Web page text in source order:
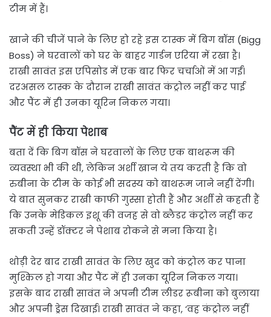
टीम में हैं।
खाने की चीजें पाने के लिए हो रहे इस टास्क में बिग बॉस (Bigg
Boss) ने घरवालों को घर के बाहर गार्डन एरिया में रखा है।
राखी सावंत इस एपिसोड में एक बार फिर चर्चाओं में आ गईं।
दरअसल टास्क के दौरान राखी सावंत कंट्रोल नहीं कर पाई
और पैंट में ही उनका यूरिन निकल गया।
पैंट में ही किया पेशाब
बता दें कि बिग बॉस ने घरवालों के लिए एक बाथरूम की
व्यवस्था भी की थी, लेकिन अर्शी खान ये तय करती है कि वो
रुबीना के टीम के कोई भी सदस्य को बाथरूम जाने नहीं देंगी।
ये बात सुनकर राखी काफी गुस्सा होती हैं और अर्शी से कहती हैं
कि उनके मेडिकल इशू की वजह से वो ब्लैडर कंट्रोल नहीं कर
सकती उन्हें डॉक्टर ने पेशाब रोकने से मना किया है।
थोड़ी देर बाद राखी सावंत के लिए खुद को कंट्रोल कर पाना
मुश्किल हो गया और पैंट में ही उनका यूरिन निकल गया।
इसके बाद राखी सावंत ने अपनी टीम लीडर रूबीना को बुलाया
और अपनी ड्रेस दिखाई। राखी सावंत ने कहा, ‘वह कंट्रोल नहीं